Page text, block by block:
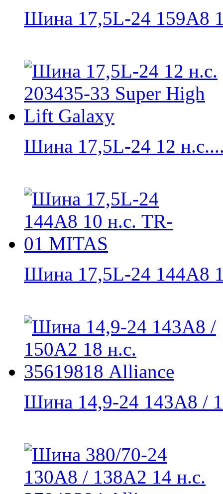
Шина 17,5L-24 159A8
Шина 17,5L-24 12
Шина 17,5L-24 144A8
Шина 14,9-24 143A8 /